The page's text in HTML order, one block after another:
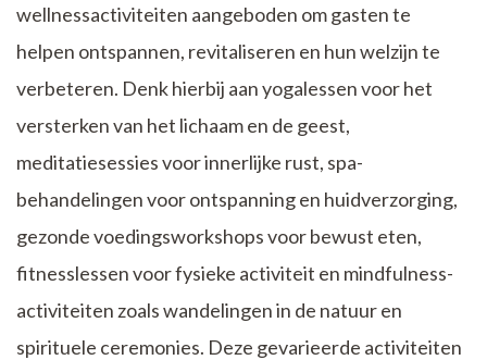
wellnessactiviteiten aangeboden om gasten te
helpen ontspannen, revitaliseren en hun welzijn te
verbeteren. Denk hierbij aan yogalessen voor het
versterken van het lichaam en de geest,
meditatiesessies voor innerlijke rust, spa-
behandelingen voor ontspanning en huidverzorging,
gezonde voedingsworkshops voor bewust eten,
fitnesslessen voor fysieke activiteit en mindfulness-
activiteiten zoals wandelingen in de natuur en
spirituele ceremonies. Deze gevarieerde activiteiten